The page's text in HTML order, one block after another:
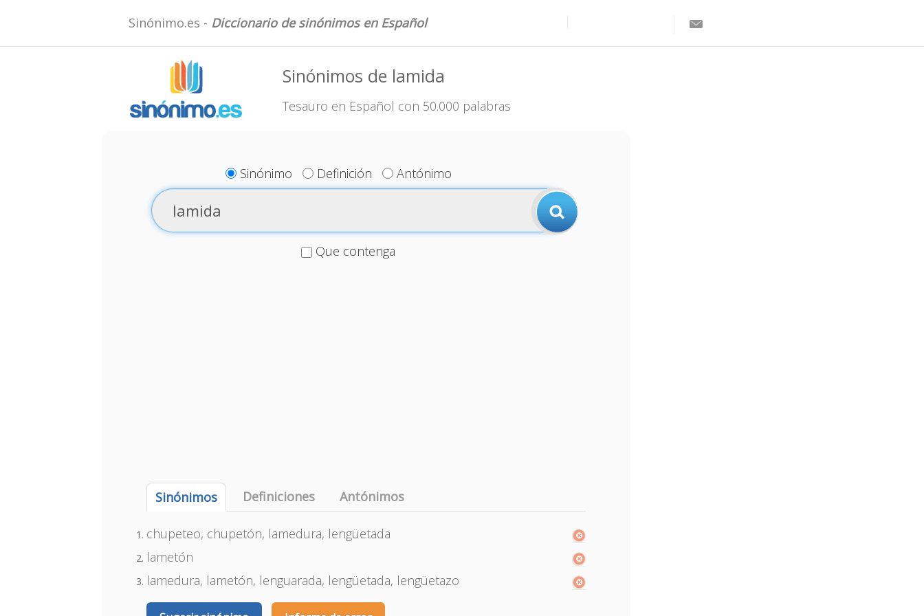
Sinónimo.es - Diccionario de sinónimos en Español
Sinónimos de lamida
Tesauro en Español con 50.000 palabras
Sinónimo Definición Antónimo
Que contenga
Sinónimos Definiciones Antónimos
chupeteo, chupetón, lamedura, lengüetada
lametón
lamedura, lametón, lenguarada, lengüetada, lengüetazo